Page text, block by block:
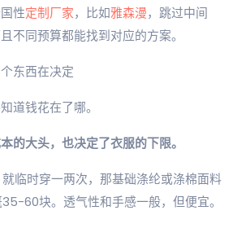
性定制厂家，比如雅森漫，跳过中间
不同预算都能找到对应的方案。
东西在决定
道钱花在了哪。
的大头，也决定了衣服的下限。
临时穿一两次，那基础涤纶或涤棉面料
60块。透气性和手感一般，但便宜。